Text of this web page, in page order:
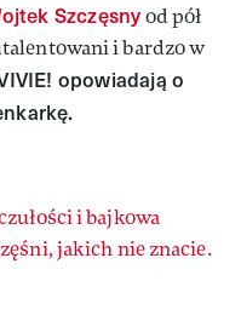
Szczęsnyod pół
i bardzo w
opowiadają o
i bajkowa
jakich nie znacie.